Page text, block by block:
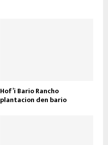
Hof’i Bario Rancho
plantacion den bario